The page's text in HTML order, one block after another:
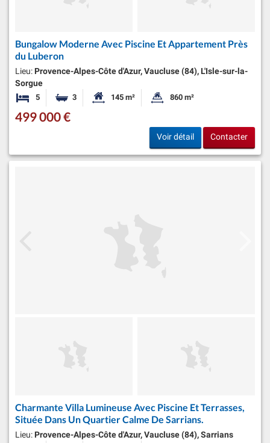
Bungalow Moderne Avec Piscine Et Appartement Près
du Luberon
Lieu: Provence-Alpes-Côte d'Azur, Vaucluse (84), L'Isle-sur-la-
Sorgue
5 Chambres
3 Salles de bainsSurface habitable:
145 m² Superficie du terrain:
860 m²
499 000 €
Voir détail Contacter
Charmante Villa Lumineuse Avec Piscine Et Terrasses,
Située Dans Un Quartier Calme De Sarrians.
Lieu: Provence-Alpes-Côte d'Azur, Vaucluse (84), Sarrians